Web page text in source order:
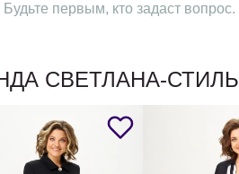
первым, кто задаст вопрос.
СВЕТЛАНА-СТИЛЬ